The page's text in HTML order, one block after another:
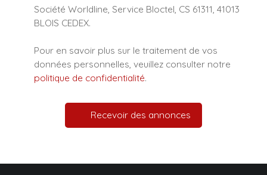
Société Worldline, Service Bloctel, CS 61311, 41013
BLOIS CEDEX.
Pour en savoir plus sur le traitement de vos
données personnelles, veuillez consulter notre
politique de confidentialité.
Recevoir des annonces